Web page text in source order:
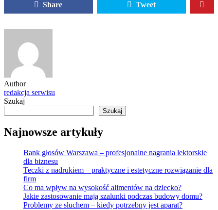
Share Tweet
Author
redakcja serwisu
Szukaj
Szukaj
Najnowsze artykuły
Bank głosów Warszawa – profesjonalne nagrania lektorskie
dla biznesu
Teczki z nadrukiem – praktyczne i estetyczne rozwiązanie dla
firm
Co ma wpływ na wysokość alimentów na dziecko?
Jakie zastosowanie mają szalunki podczas budowy domu?
Problemy ze słuchem – kiedy potrzebny jest aparat?